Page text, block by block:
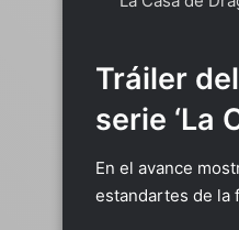
Tráiler
serie ‘La
En el avance
estandartes de la